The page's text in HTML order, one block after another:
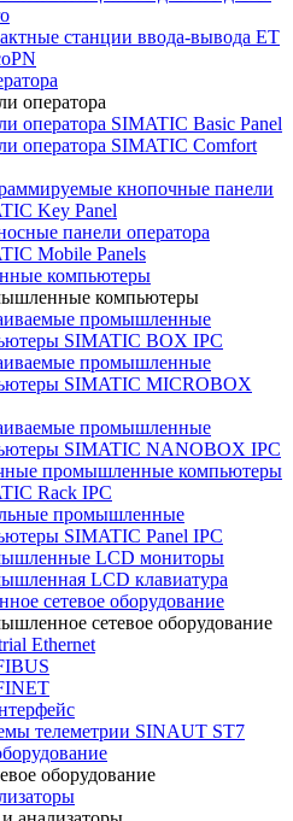
станции ввода-вывода ET
оператора
оператора SIMATIC Basic Panel
оператора SIMATIC Comfort
кнопочные панели
Key Panel
панели оператора
Mobile Panels
компьютеры
компьютеры
промышленные
SIMATIC BOX IPC
промышленные
SIMATIC MICROBOX
промышленные
SIMATIC NANOBOX IPC
промышленные компьютеры
Rack IPC
промышленные
SIMATIC Panel IPC
LCD мониторы
LCD клавиатура
сетевое оборудование
сетевое оборудование
Ethernet
телеметрии SINAUT ST7
оборудование